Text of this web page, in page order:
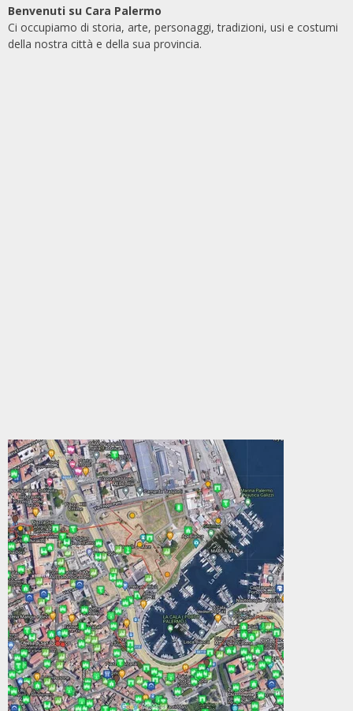
Benvenuti su Cara Palermo
Ci occupiamo di storia, arte, personaggi, tradizioni, usi e costumi
della nostra città e della sua provincia.